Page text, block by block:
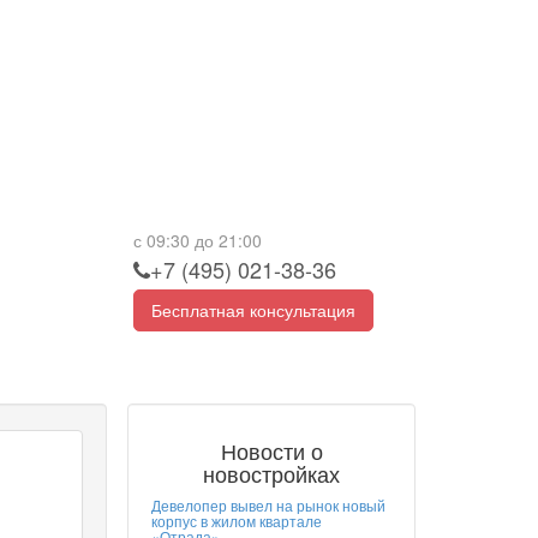
с 09:30 до 21:00
+7 (495) 021-38-36
Бесплатная консультация
Новости о
новостройках
Девелопер вывел на рынок новый
корпус в жилом квартале